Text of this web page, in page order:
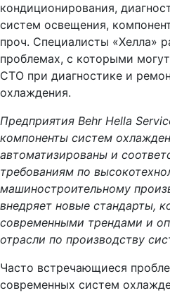
кондиционирования,
систем освещения,
проч. Специалисты «Хелла»
проблемах, с которыми
СТО при диагностике и
охлаждения.
Предприятия Behr Hella
компоненты систем
автоматизированы и
требованиям по
машиностроительному
внедряет новые стандарты,
современными трендами и
отрасли по производству
Часто встречающиеся
современных систем